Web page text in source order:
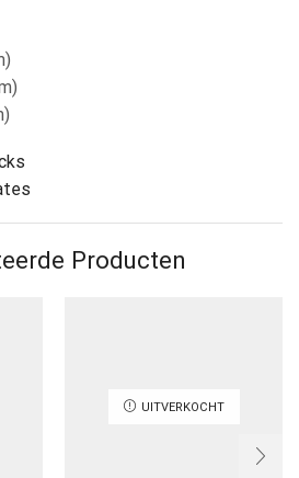
Producten
UITVERKOCHT